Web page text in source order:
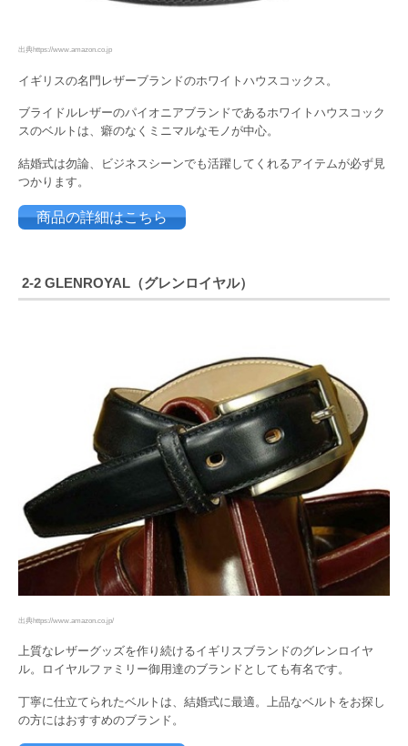
出典https://www.amazon.co.jp
イギリスの名門レザーブランドのホワイトハウスコックス。
ブライドルレザーのパイオニアブランドであるホワイトハウスコック
スのベルトは、癖のなくミニマルなモノが中心。
結婚式は勿論、ビジネスシーンでも活躍してくれるアイテムが必ず見
つかります。
商品の詳細はこちら
2-2 GLENROYAL（グレンロイヤル）
出典https://www.amazon.co.jp/
上質なレザーグッズを作り続けるイギリスブランドのグレンロイヤ
ル。ロイヤルファミリー御用達のブランドとしても有名です。
丁寧に仕立てられたベルトは、結婚式に最適。上品なベルトをお探し
の方にはおすすめのブランド。